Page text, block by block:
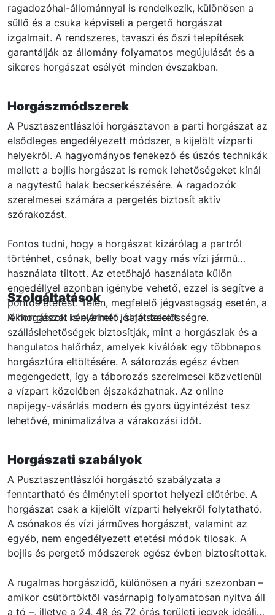
ragadozóhal-állománnyal is rendelkezik, különösen a
süllő és a csuka képviseli a pergető horgászat
izgalmait. A rendszeres, tavaszi és őszi telepítések
garantálják az állomány folyamatos megújulását és a
sikeres horgászat esélyét minden évszakban.
Horgászmódszerek
A Pusztaszentlászlói horgásztavon a parti horgászat az
elsődleges engedélyezett módszer, a kijelölt vízparti
helyekről. A hagyományos fenekező és úszós technikák
mellett a bojlis horgászat is remek lehetőségeket kínál
a nagytestű halak becserkészésére. A ragadozók
szerelmesei számára a pergetés biztosít aktív
szórakozást.
Fontos tudni, hogy a horgászat kizárólag a partról
történhet, csónak, belly boat vagy más vízi jármű
használata tiltott. Az etetőhajó használata külön
engedéllyel azonban igénybe vehető, ezzel is segítve a
pontos etetést. Télen, megfelelő jégvastagság esetén, a
lékhorgászat is elérhető, saját felelősségre.
Szolgáltatások
A horgászok kényelmét jól felszerelt
szálláslehetőségek biztosítják, mint a horgászlak és a
hangulatos halőrház, amelyek kiválóak egy többnapos
horgásztúra eltöltésére. A sátorozás egész évben
megengedett, így a táborozás szerelmesei közvetlenül
a vízpart közelében éjszakázhatnak. Az online
napijegy-vásárlás modern és gyors ügyintézést tesz
lehetővé, minimalizálva a várakozási időt.
Horgászati szabályok
A Pusztaszentlászlói horgásztó szabályzata a
fenntartható és élményteli sportot helyezi előtérbe. A
horgászat csak a kijelölt vízparti helyekről folytatható.
A csónakos és vízi járműves horgászat, valamint az
egyéb, nem engedélyezett etetési módok tilosak. A
bojlis és pergető módszerek egész évben biztosítottak.
A rugalmas horgászidő, különösen a nyári szezonban –
amikor csütörtöktől vasárnapig folyamatosan nyitva áll
a tó –, illetve a 24, 48 és 72 órás területi jegyek ideális